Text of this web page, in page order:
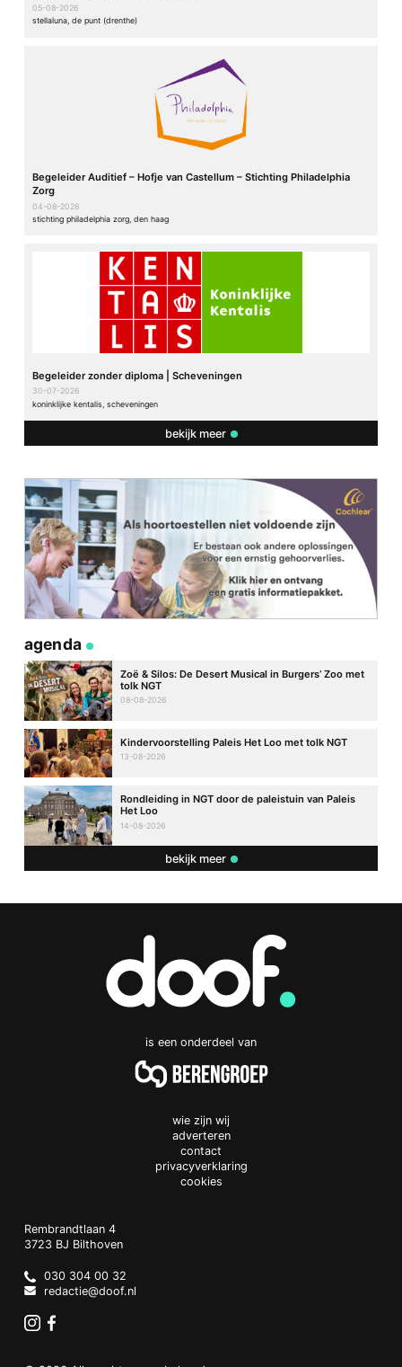
05-08-2026
stellaluna, de punt (drenthe)
Begeleider Auditief – Hofje van Castellum – Stichting Philadelphia
Zorg
04-08-2026
stichting philadelphia zorg, den haag
Begeleider zonder diploma | Scheveningen
30-07-2026
koninklijke kentalis, scheveningen
bekijk meer
agenda
Zoë & Silos: De Desert Musical in Burgers’ Zoo met
tolk NGT
08-08-2026
Kindervoorstelling Paleis Het Loo met tolk NGT
13-08-2026
Rondleiding in NGT door de paleistuin van Paleis
Het Loo
14-08-2026
bekijk meer
is een onderdeel van
wie zijn wij
adverteren
contact
privacyverklaring
cookies
Doof.nl
work
Rembrandtlaan 4
3723 BJ Bilthoven
Netherlands
030 304 00 32
redactie@doof.nl